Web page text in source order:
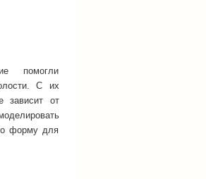
помогли
С их
зависит от
форму для